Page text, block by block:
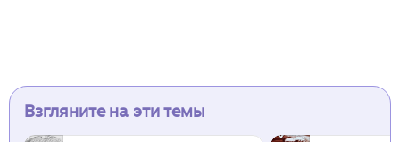
Взгляните на эти темы